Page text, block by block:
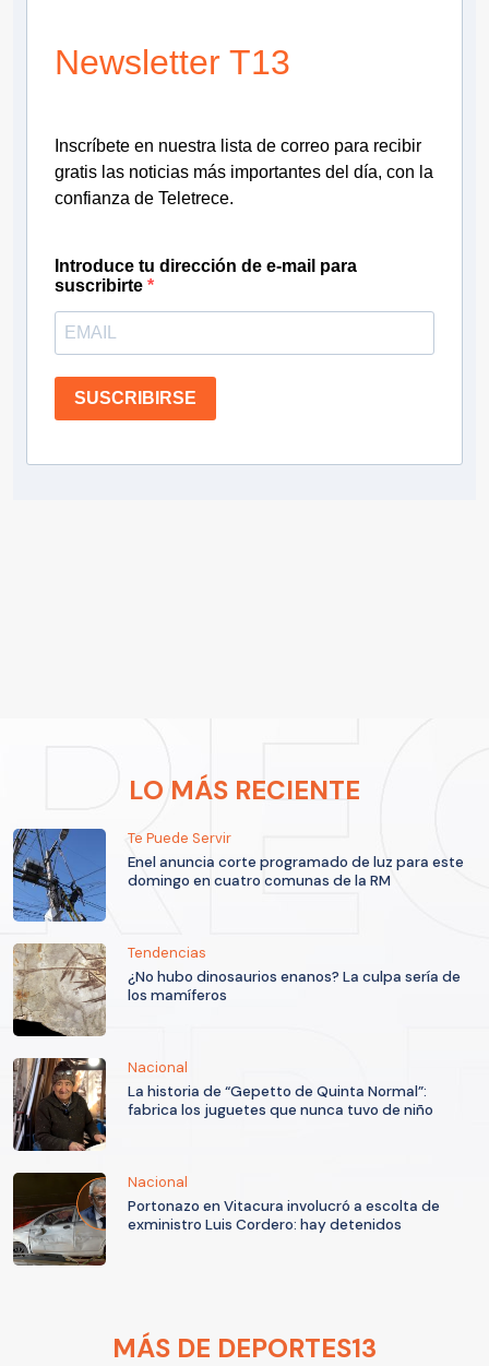
Newsletter T13
Inscríbete en nuestra lista de correo para recibir
gratis las noticias más importantes del día, con la
confianza de Teletrece.
Introduce tu dirección de e-mail para
suscribirte
SUSCRIBIRSE
LO MÁS RECIENTE
Te Puede Servir
Enel anuncia corte programado de luz para este
domingo en cuatro comunas de la RM
Tendencias
¿No hubo dinosaurios enanos? La culpa sería de
los mamíferos
Nacional
La historia de “Gepetto de Quinta Normal”:
fabrica los juguetes que nunca tuvo de niño
Nacional
Portonazo en Vitacura involucró a escolta de
exministro Luis Cordero: hay detenidos
MÁS DE DEPORTES13